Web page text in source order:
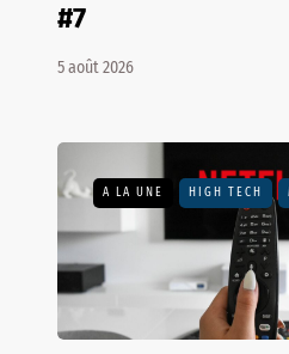
#7
5 août 2026
A LA UNE HIGH TECH